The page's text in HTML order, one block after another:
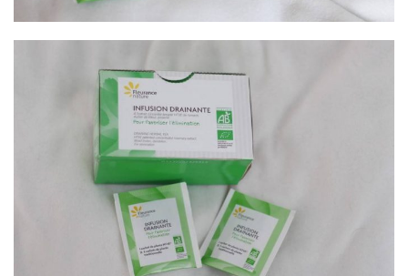
ARTICLES PRATIQUES
MON PROGRAMME DE YOGA EN LIGNE
AUTRES CATÉGORIES
DIVERSES BOX